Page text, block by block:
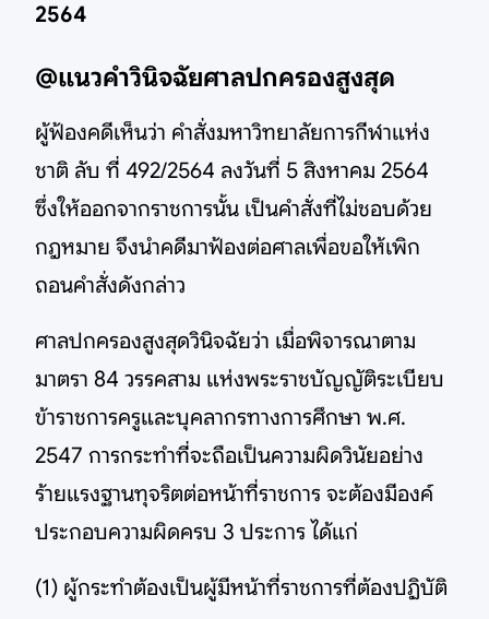
2564
@แนวคำวินิจฉัยศาลปกครองสูงสุด
ผู้ฟ้องคดีเห็นว่า คำสั่งมหาวิทยาลัยการกีฬาแห่ง
ชาติ ลับ ที่ 492/2564 ลงวันที่ 5 สิงหาคม 2564
ซึ่งให้ออกจากราชการนั้น เป็นคำสั่งที่ไม่ชอบด้วย
กฎหมาย จึงนำคดีมาฟ้องต่อศาลเพื่อขอให้เพิก
ถอนคำสั่งดังกล่าว
ศาลปกครองสูงสุดวินิจฉัยว่า เมื่อพิจารณาตาม
มาตรา 84 วรรคสาม แห่งพระราชบัญญัติระเบียบ
ข้าราชการครูและบุคลากรทางการศึกษา พ.ศ.
2547 การกระทำที่จะถือเป็นความผิดวินัยอย่าง
ร้ายแรงฐานทุจริตต่อหน้าที่ราชการ จะต้องมีองค์
ประกอบความผิดครบ 3 ประการ ได้แก่
(1) ผู้กระทำต้องเป็นผู้มีหน้าที่ราชการที่ต้องปฏิบัติ